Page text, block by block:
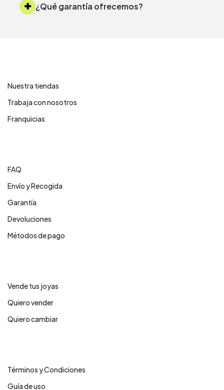
¿Qué garantía ofrecemos?
Nuestra tiendas
Trabaja con nosotros
Franquicias
FAQ
Envío y Recogida
Garantía
Devoluciones
Métodos de pago
Vende tus joyas
Quiero vender
Quiero cambiar
Términos y Condiciones
Guía de uso